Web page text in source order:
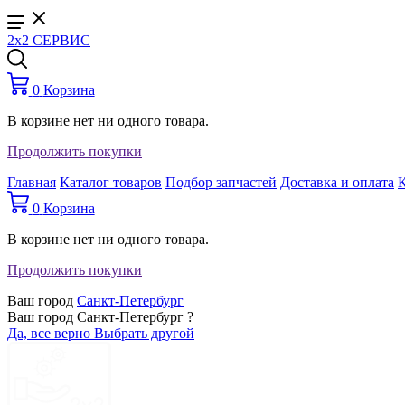
2x2 СЕРВИС
0 Корзина
В корзине нет ни одного товара.
Продолжить покупки
Главная Каталог товаров Подбор запчастей Доставка и оплата
0 Корзина
В корзине нет ни одного товара.
Продолжить покупки
Ваш город Санкт-Петербург
Ваш город Санкт-Петербург ?
Да, все верно Выбрать другой